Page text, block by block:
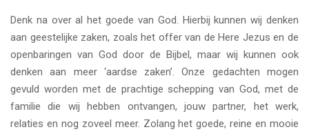
Denk na over al het goede van God. Hierbij kunnen wij denken
aan geestelijke zaken, zoals het offer van de Here Jezus en de
openbaringen van God door de Bijbel, maar wij kunnen ook
denken aan meer ‘aardse zaken’. Onze gedachten mogen
gevuld worden met de prachtige schepping van God, met de
familie die wij hebben ontvangen, jouw partner, het werk,
relaties en nog zoveel meer. Zolang het goede, reine en mooie